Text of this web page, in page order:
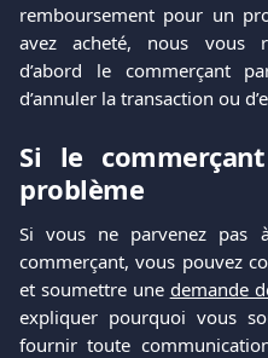
remboursement pour un
avez acheté, nous vous
d’abord le commerçant
d’annuler la transaction ou
Si le
problème
Si vous ne parvenez pas
commerçant, vous pouvez
et soumettre une demande
expliquer pourquoi vous
fournir toute